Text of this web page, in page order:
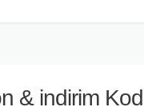
& indirim